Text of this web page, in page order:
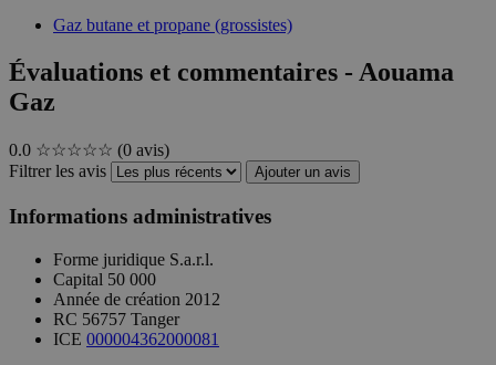
Gaz butane et propane (grossistes)
Évaluations et commentaires - Aouama
Gaz
0.0 ☆☆☆☆☆ (0 avis)
Filtrer les avis
Ajouter un avis
Informations administratives
Forme juridique S.a.r.l.
Capital 50 000
Année de création 2012
RC 56757 Tanger
ICE 000004362000081